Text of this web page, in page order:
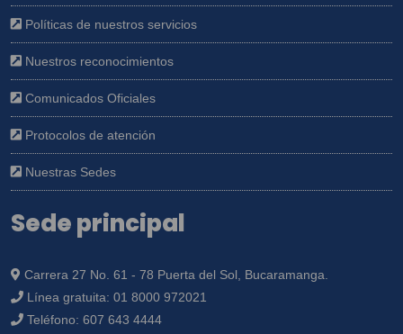
Políticas de nuestros servicios
Nuestros reconocimientos
Comunicados Oficiales
Protocolos de atención
Nuestras Sedes
Sede principal
Carrera 27 No. 61 - 78 Puerta del Sol, Bucaramanga.
Línea gratuita: 01 8000 972021
Teléfono: 607 643 4444